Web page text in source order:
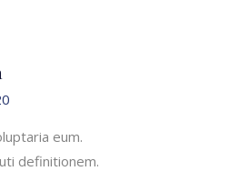
eum.
definitionem.